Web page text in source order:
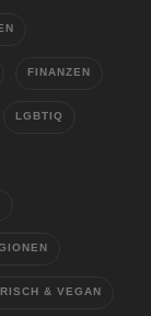
FINANZEN
LGBTIQ
& VEGAN